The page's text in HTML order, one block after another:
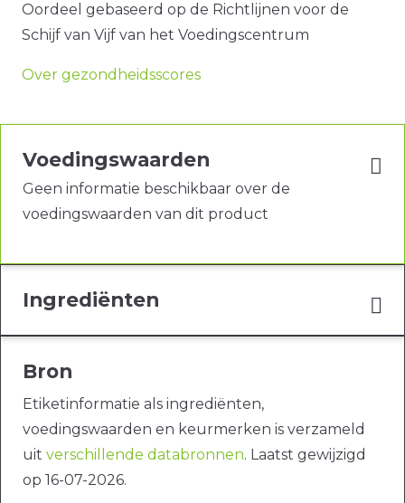
Oordeel gebaseerd op de Richtlijnen voor de
Schijf van Vijf van het Voedingscentrum
Over gezondheidsscores
Voedingswaarden
Geen informatie beschikbaar over de
voedingswaarden van dit product
Ingrediënten
Bron
Etiketinformatie als ingrediënten,
voedingswaarden en keurmerken is verzameld
uit verschillende databronnen. Laatst gewijzigd
op 16-07-2026.